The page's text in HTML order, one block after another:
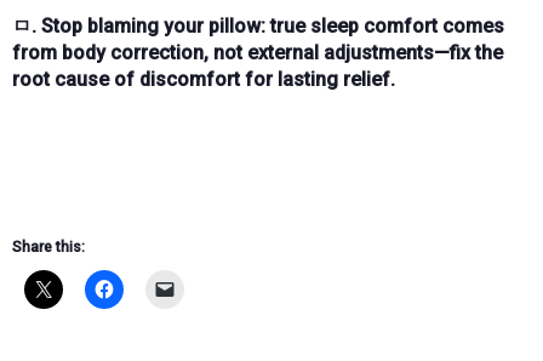
ㅁ. Stop blaming your pillow: true sleep comfort comes
from body correction, not external adjustments—fix the
root cause of discomfort for lasting relief.
Share this: